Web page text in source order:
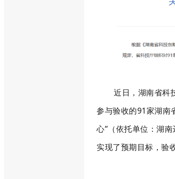
近日，湖南省科
参与验收的91家湖南
心”（依托单位：湖
实现了预期目标，验